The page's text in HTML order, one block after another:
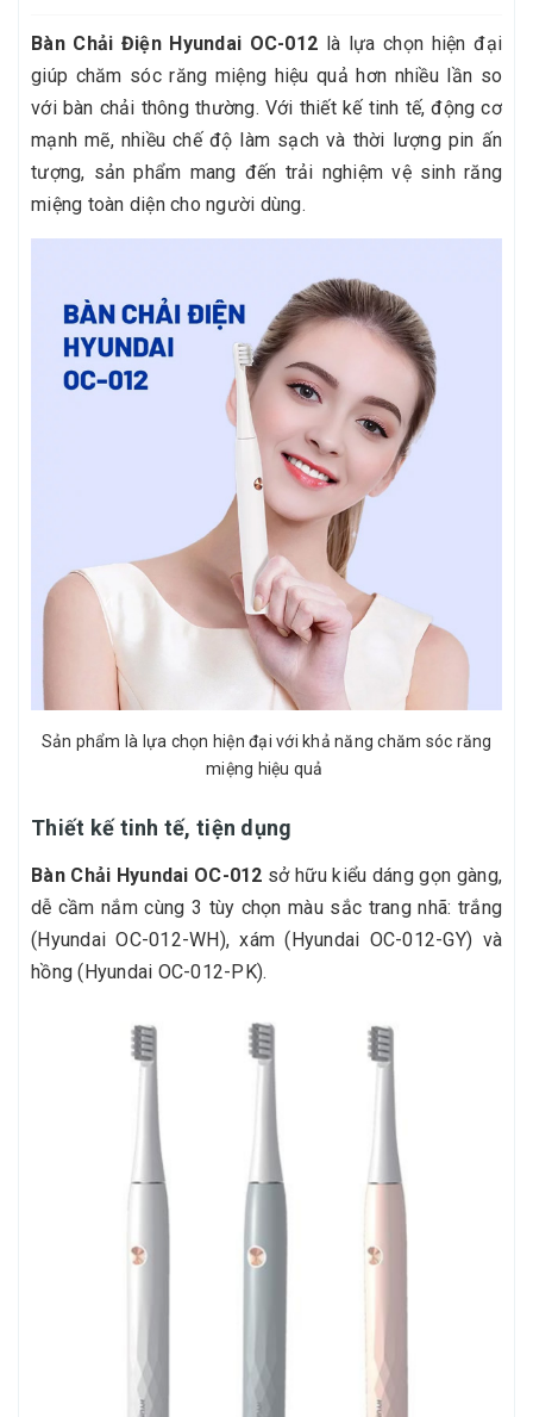
Bàn Chải Điện Hyundai OC-012 là lựa chọn hiện đại
giúp chăm sóc răng miệng hiệu quả hơn nhiều lần so
với bàn chải thông thường. Với thiết kế tinh tế, động cơ
mạnh mẽ, nhiều chế độ làm sạch và thời lượng pin ấn
tượng, sản phẩm mang đến trải nghiệm vệ sinh răng
miệng toàn diện cho người dùng.
Sản phẩm là lựa chọn hiện đại với khả năng chăm sóc răng
miệng hiệu quả
Thiết kế tinh tế, tiện dụng
Bàn Chải Hyundai OC-012 sở hữu kiểu dáng gọn gàng,
dễ cầm nắm cùng 3 tùy chọn màu sắc trang nhã: trắng
(Hyundai OC-012-WH), xám (Hyundai OC-012-GY) và
hồng (Hyundai OC-012-PK).